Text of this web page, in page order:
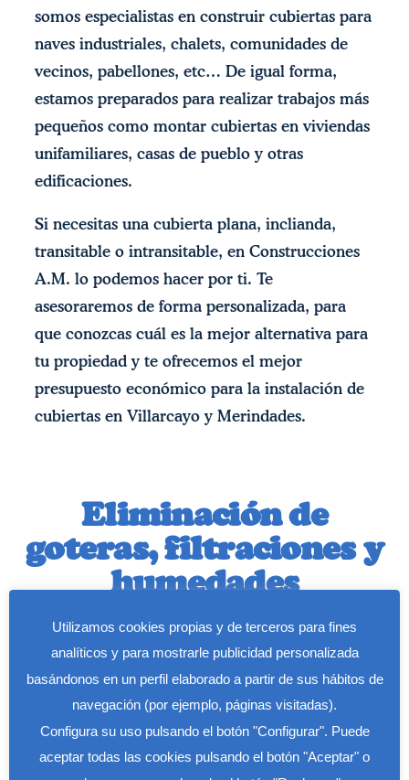
somos especialistas en construir cubiertas para
naves industriales, chalets, comunidades de
vecinos, pabellones, etc… De igual forma,
estamos preparados para realizar trabajos más
pequeños como montar cubiertas en viviendas
unifamiliares, casas de pueblo y otras
edificaciones.
Si necesitas una cubierta plana, inclianda,
transitable o intransitable, en Construcciones
A.M. lo podemos hacer por ti. Te
asesoraremos de forma personalizada, para
que conozcas cuál es la mejor alternativa para
tu propiedad y te ofrecemos el mejor
presupuesto económico para la instalación de
cubiertas en Villarcayo y Merindades.
Eliminación de
goteras, filtraciones y
humedades
Las goteras, filtraciones y humedades son
problemas que pueden generan daños graves
en tu propiedad. Por eso nuestra empresa es
experta en la repación de goteras, filtraciones
y humedades al mejor precio en Villarcayo y
Utilizamos cookies propias y de terceros para fines
analíticos y para mostrarle publicidad personalizada
basándonos en un perfil elaborado a partir de sus hábitos de
navegación (por ejemplo, páginas visitadas).
Configura su uso pulsando el botón "Configurar". Puede
aceptar todas las cookies pulsando el botón "Aceptar" o